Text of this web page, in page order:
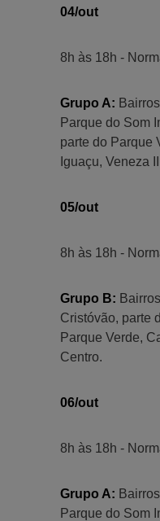
04/out
8h às 18h -
Grupo A:
Parque do Som
parte do Parque
Iguaçu, Veneza
05/out
8h às 18h -
Grupo B:
Cristóvão, parte
Parque Verde,
Centro.
06/out
8h às 18h -
Grupo A:
Parque do Som